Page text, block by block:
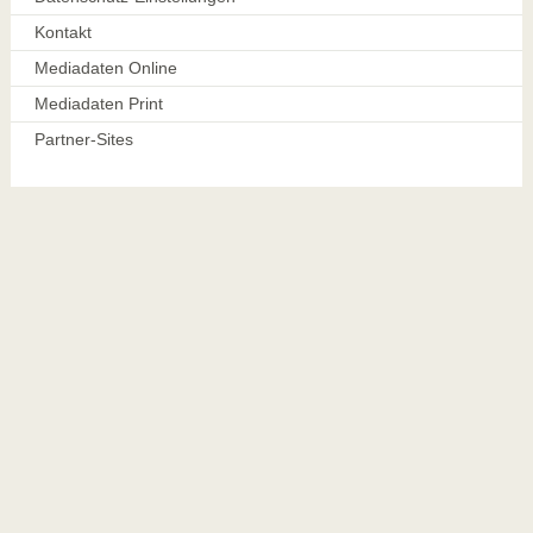
Kontakt
Mediadaten Online
Mediadaten Print
Partner-Sites